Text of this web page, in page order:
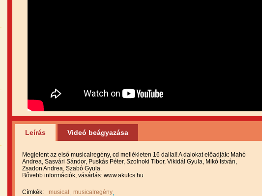
Leírás Videó beágyazása
Megjelent az első musicalregény, cd mellékleten 16 dallal! A dalokat előadják: Mahó
Andrea, Sasvári Sándor, Puskás Péter, Szolnoki Tibor, Vikidál Gyula, Mikó István,
Zsadon Andrea, Szabó Gyula.
Bővebb információk, vásárlás: www.akulcs.hu
Címkék: musical
musicalregény